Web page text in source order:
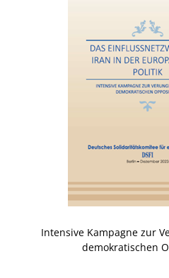
Intensive Kampagne zur
demokratischen